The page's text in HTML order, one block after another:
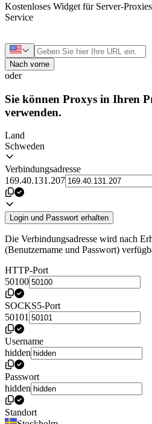
Kostenloses Widget für Server-
Service
Nach vorne
oder
Sie können Proxys in Ihren
verwenden.
Land
Schweden
Verbindungsadresse
169.40.131.207
Login und Passwort erhalten
Die Verbindungsadresse wird nach
(Benutzername und Passwort)
HTTP-Port
50100
SOCKS5-Port
50101
Username
hidden
Passwort
hidden
Standort